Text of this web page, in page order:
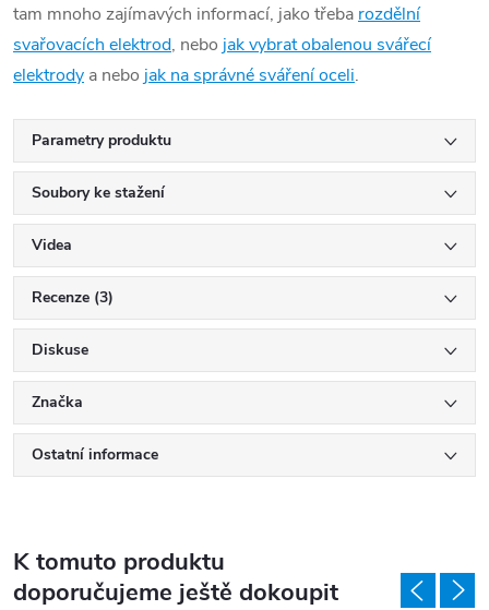
tam mnoho zajímavých informací, jako třeba rozdělní
svařovacích elektrod, nebo jak vybrat obalenou svářecí
elektrody a nebo jak na správné sváření oceli.
Parametry produktu
Soubory ke stažení
Videa
Recenze (3)
Diskuse
Značka
Ostatní informace
K tomuto produktu
doporučujeme ještě dokoupit